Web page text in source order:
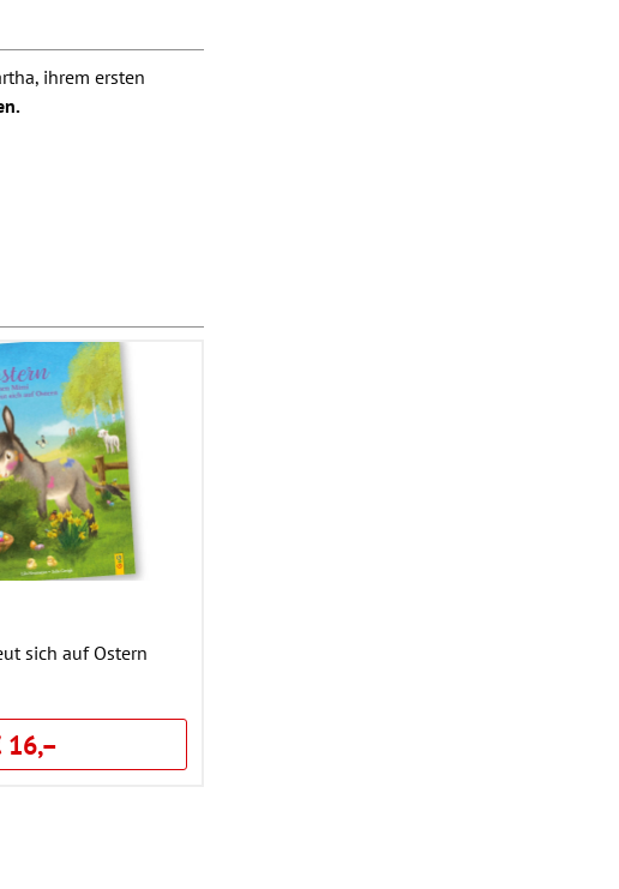
ihrem ersten
sich auf Ostern
16,–